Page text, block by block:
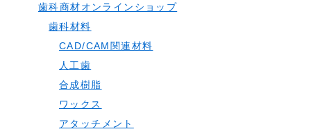
歯科商材オンラインショップ
歯科材料
CAD/CAM関連材料
人工歯
合成樹脂
ワックス
アタッチメント